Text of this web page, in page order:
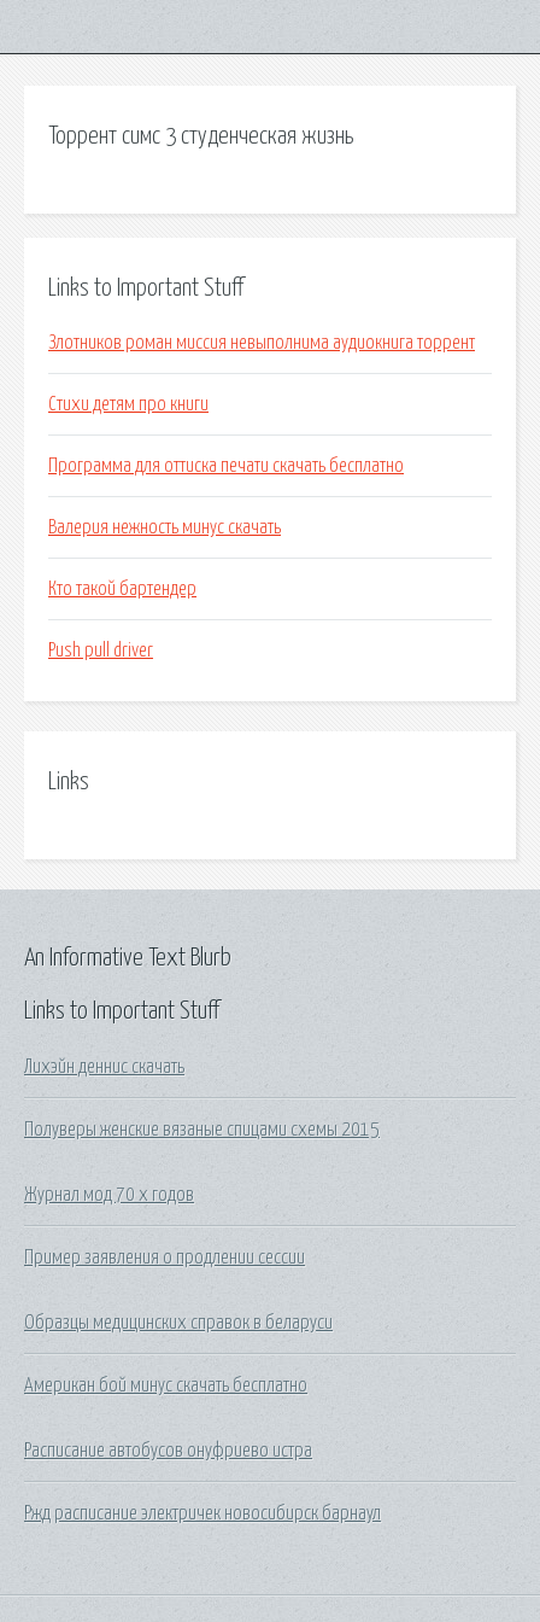
Торрент симс 3 студенческая жизнь
Links to Important Stuff
Злотников роман миссия невыполнима аудиокнига торрент
Стихи детям про книги
Программа для оттиска печати скачать бесплатно
Валерия нежность минус скачать
Кто такой бартендер
Push pull driver
Links
Links to Important Stuff
Лихэйн деннис скачать
Полуверы женские вязаные спицами схемы 2015
Журнал мод 70 х годов
Пример заявления о продлении сессии
Образцы медицинских справок в беларуси
Американ бой минус скачать бесплатно
Расписание автобусов онуфриево истра
Ржд расписание электричек новосибирск барнаул
An Informative Text Blurb